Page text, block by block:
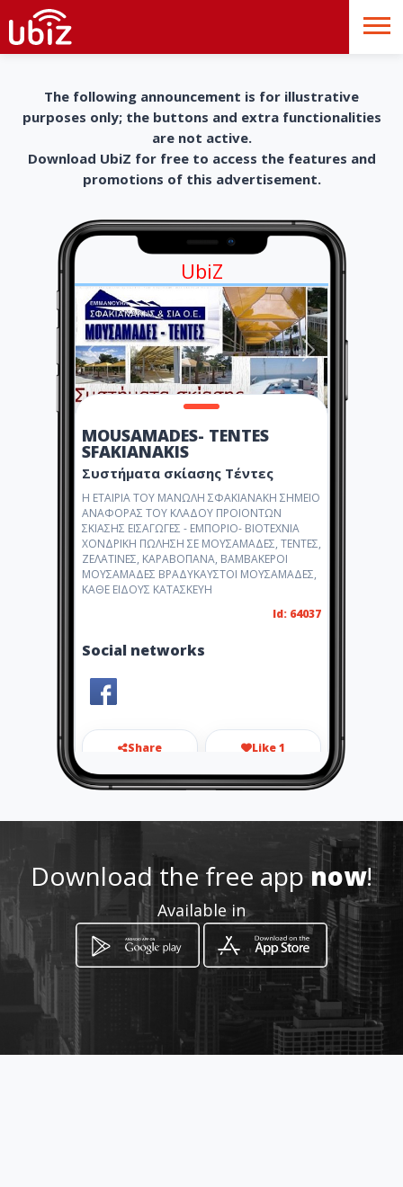
The following announcement is for illustrative
purposes only; the buttons and extra functionalities
are not active.
Download UbiZ for free to access the features and
promotions of this advertisement.
UbiZ
MOUSAMADES- TENTES
SFAKIANAKIS
Συστήματα σκίασης Τέντες
Η ΕΤΑΙΡΙΑ ΤΟΥ ΜΑΝΩΛΗ ΣΦΑΚΙΑΝΑΚΗ ΣΗΜΕΙΟ
ΑΝΑΦΟΡΑΣ ΤΟΥ ΚΛΑΔΟΥ ΠΡΟΙΟΝΤΩΝ
ΣΚΙΑΣΗΣ ΕΙΣΑΓΩΓΕΣ - ΕΜΠΟΡΙΟ- ΒΙΟΤΕΧΝΙΑ
ΧΟΝΔΡΙΚΗ ΠΩΛΗΣΗ ΣΕ ΜΟΥΣΑΜΑΔΕΣ, ΤΕΝΤΕΣ,
ΖΕΛΑΤΙΝΕΣ, ΚΑΡΑΒΟΠΑΝΑ, ΒΑΜΒΑΚΕΡΟΙ
ΜΟΥΣΑΜΑΔΕΣ ΒΡΑΔΥΚΑΥΣΤΟΙ ΜΟΥΣΑΜΑΔΕΣ,
ΚΑΘΕ ΕΙΔΟΥΣ ΚΑΤΑΣΚΕΥΗ
Id: 64037
Social networks
Share Like 1
210 4208198- 210 4206216
http://www.mousamades-
sfakianakis
-
Download the free appnow!
Available in